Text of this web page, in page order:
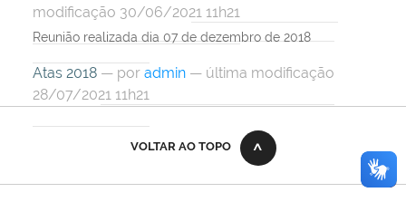
modificação 30/06/2021 11h21
Reunião realizada dia 07 de dezembro de 2018
Atas 2018 — por admin — última modificação
28/07/2021 11h21
VOLTAR AO TOPO